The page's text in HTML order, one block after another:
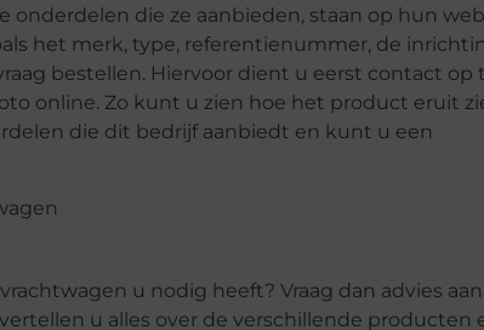
onderdelen die ze aanbieden, staan op hun
het merk, type, referentienummer, de
bestellen. Hiervoor dient u eerst contact op
online. Zo kunt u zien hoe het product eruit
die dit bedrijf aanbiedt en kunt u een
u nodig heeft? Vraag dan advies
u alles over de verschillende producten